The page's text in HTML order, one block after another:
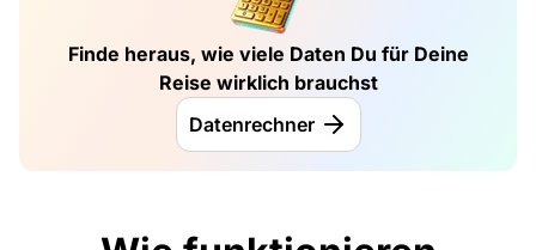
Finde heraus, wie viele Daten Du für Deine
Reise wirklich brauchst
Datenrechner